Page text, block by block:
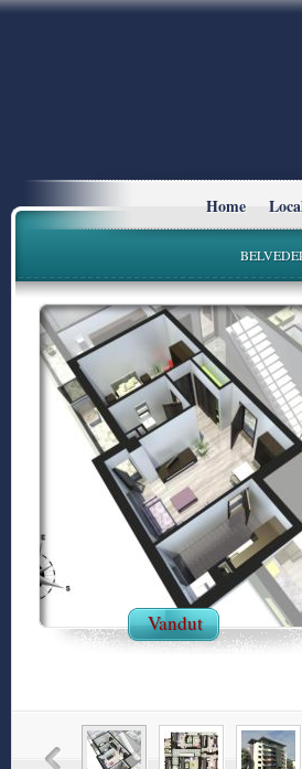
Home
Vandut
* Planurile si suprafetele sunt cu titlu